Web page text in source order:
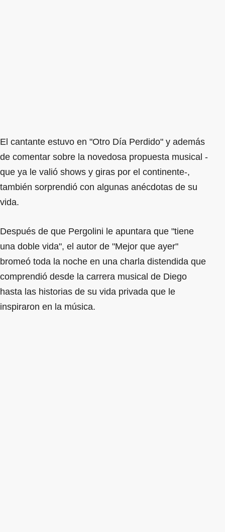
El cantante estuvo en "Otro Día Perdido" y además
de comentar sobre la novedosa propuesta musical -
que ya le valió shows y giras por el continente-,
también sorprendió con algunas anécdotas de su
vida.
Después de que Pergolini le apuntara que "tiene
una doble vida", el autor de "Mejor que ayer"
bromeó toda la noche en una charla distendida que
comprendió desde la carrera musical de Diego
hasta las historias de su vida privada que le
inspiraron en la música.